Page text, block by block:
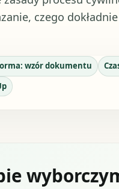
czego
wzór dokumentu